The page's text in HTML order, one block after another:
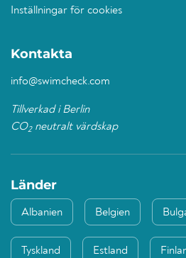
Inställningar för cookies
Kontakta
info@swimcheck.com
Tillverkad i Berlin
CO2neutralt värdskap
Länder
Albanien Belgien
Tyskland Estland